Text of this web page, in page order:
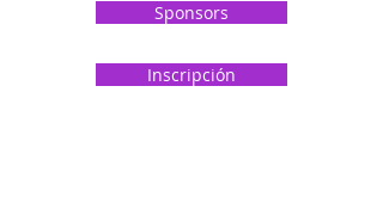
Sponsors
Inscripción